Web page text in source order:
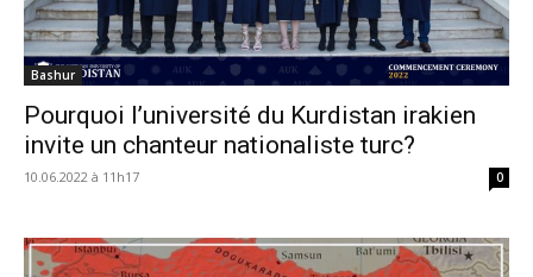
Bashur
Pourquoi l’université du Kurdistan irakien
invite un chanteur nationaliste turc?
10.06.2022 à 11h17 0